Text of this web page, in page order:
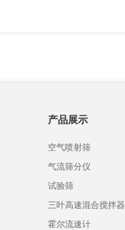
产品展示
空气喷射筛
气流筛分仪
试验筛
三叶高速混合搅拌器
霍尔流速计